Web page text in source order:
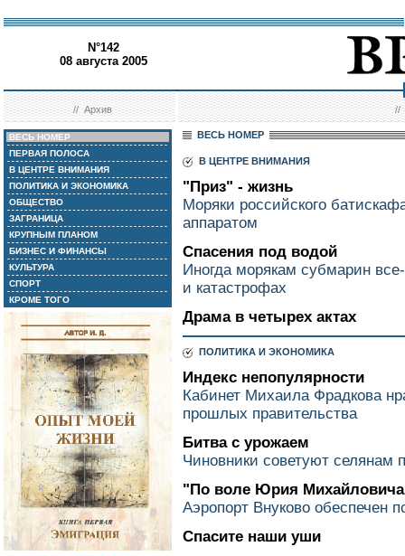
N°142
08 августа 2005
//Архив //
ВЕСЬ НОМЕР
ПЕРВАЯ ПОЛОСА
В ЦЕНТРЕ ВНИМАНИЯ
ПОЛИТИКА И ЭКОНОМИКА
ОБЩЕСТВО
ЗАГРАНИЦА
КРУПНЫМ ПЛАНОМ
БИЗНЕС И ФИНАНСЫ
КУЛЬТУРА
СПОРТ
КРОМЕ ТОГО
ВЕСЬ НОМЕР
В ЦЕНТРЕ ВНИМАНИЯ
"Приз" - жизнь
Моряки российского
аппаратом
Спасения под водой
Иногда морякам субмарин
и катастрофах
Драма в четырех актах
ПОЛИТИКА И ЭКОНОМИКА
Индекс непопулярности
Кабинет Михаила Фрадкова
прошлых правительства
Битва с урожаем
Чиновники советуют селянам
"По воле Юрия
Аэропорт Внуково обеспечен
Спасите наши уши